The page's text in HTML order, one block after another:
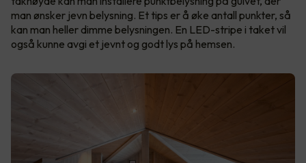
man ønsker jevn belysning. Et tips er å øke antall punkter, så
kan man heller dimme belysningen. En LED-stripe i taket vil
også kunne avgi et jevnt og godt lys på hemsen.